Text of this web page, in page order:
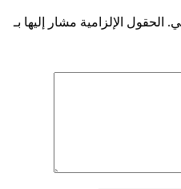
الحقول الإلزامية مشار إليها بـ